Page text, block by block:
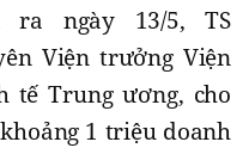
ra ngày 13/5, TS
Viện trưởng Viện
tế Trung ương, cho
1 triệu doanh